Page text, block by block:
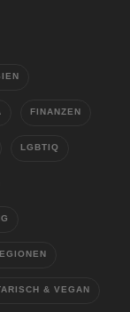
FINANZEN
LGBTIQ
& VEGAN